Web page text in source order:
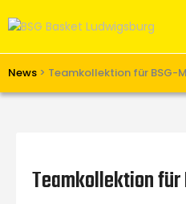
News > Teamkollektion für BSG-
Verein
Unterstützen
Teamkollektion